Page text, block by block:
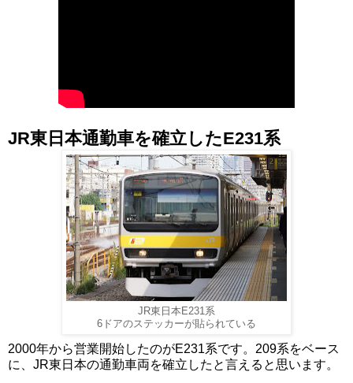
JR東日本通勤車を確立したE231系
JR東日本E231系
6ドアのステッカーが貼られている
2000年から営業開始したのがE231系です。209系をベース
に、JR東日本の通勤車両を確立したと言えると思います。